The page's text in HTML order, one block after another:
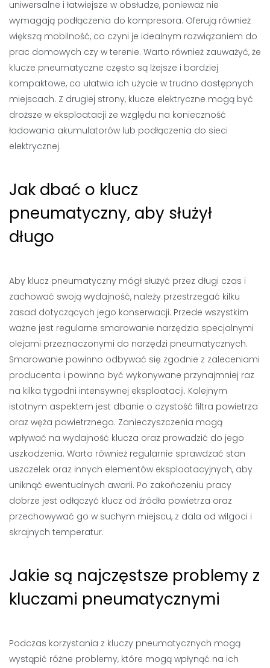
uniwersalne i łatwiejsze w obsłudze, ponieważ nie
wymagają podłączenia do kompresora. Oferują również
większą mobilność, co czyni je idealnym rozwiązaniem do
prac domowych czy w terenie. Warto również zauważyć, że
klucze pneumatyczne często są lżejsze i bardziej
kompaktowe, co ułatwia ich użycie w trudno dostępnych
miejscach. Z drugiej strony, klucze elektryczne mogą być
droższe w eksploatacji ze względu na konieczność
ładowania akumulatorów lub podłączenia do sieci
elektrycznej.
Jak dbać o klucz
pneumatyczny, aby służył
długo
Aby klucz pneumatyczny mógł służyć przez długi czas i
zachować swoją wydajność, należy przestrzegać kilku
zasad dotyczących jego konserwacji. Przede wszystkim
ważne jest regularne smarowanie narzędzia specjalnymi
olejami przeznaczonymi do narzędzi pneumatycznych.
Smarowanie powinno odbywać się zgodnie z zaleceniami
producenta i powinno być wykonywane przynajmniej raz
na kilka tygodni intensywnej eksploatacji. Kolejnym
istotnym aspektem jest dbanie o czystość filtra powietrza
oraz węża powietrznego. Zanieczyszczenia mogą
wpływać na wydajność klucza oraz prowadzić do jego
uszkodzenia. Warto również regularnie sprawdzać stan
uszczelek oraz innych elementów eksploatacyjnych, aby
uniknąć ewentualnych awarii. Po zakończeniu pracy
dobrze jest odłączyć klucz od źródła powietrza oraz
przechowywać go w suchym miejscu, z dala od wilgoci i
skrajnych temperatur.
Jakie są najczęstsze problemy z
kluczami pneumatycznymi
Podczas korzystania z kluczy pneumatycznych mogą
wystąpić różne problemy, które mogą wpłynąć na ich